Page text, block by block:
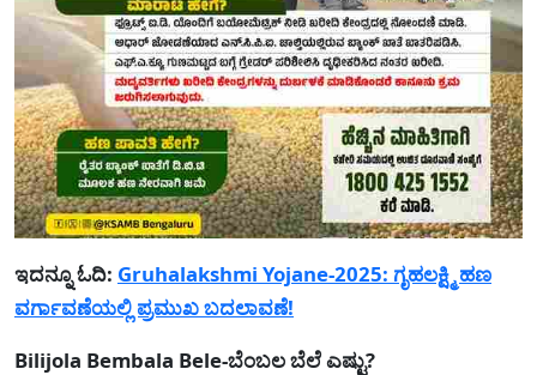
ಇದನ್ನೂ ಓದಿ: Gruhalakshmi Yojane-2025: ಗೃಹಲಕ್ಷ್ಮಿ ಹಣ
ವರ್ಗಾವಣೆಯಲ್ಲಿ ಪ್ರಮುಖ ಬದಲಾವಣೆ!
Bilijola Bembala Bele-ಬೆಂಬಲ ಬೆಲೆ ಎಷ್ಟು?